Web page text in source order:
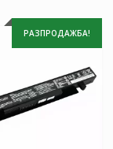
РАЗПРОДАЖБА!